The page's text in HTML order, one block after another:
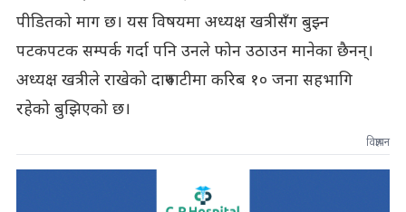
पीडितको माग छ। यस विषयमा अध्यक्ष खत्रीसँग बुझ्न
पटकपटक सम्पर्क गर्दा पनि उनले फोन उठाउन मानेका छैनन्।
अध्यक्ष खत्रीले राखेको दारुपाटीमा करिब १० जना सहभागि
रहेको बुझिएको छ।
विज्ञापन